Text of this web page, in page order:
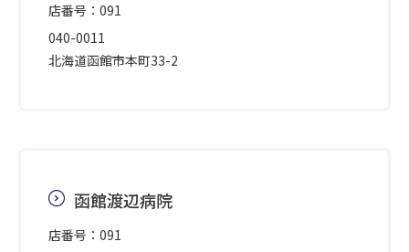
店番号：091
040-0011
北海道函館市本町33-2
函館渡辺病院
店番号：091